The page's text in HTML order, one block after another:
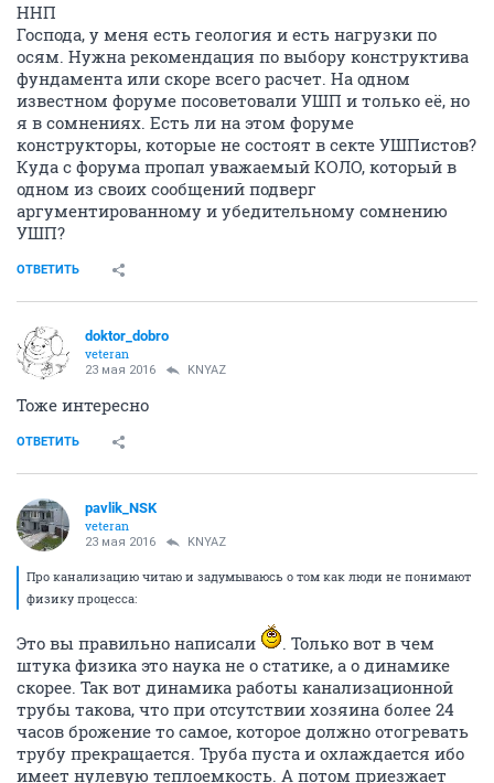
ННП
Господа, у меня есть геология и есть нагрузки по
осям. Нужна рекомендация по выбору конструктива
фундамента или скоре всего расчет. На одном
известном форуме посоветовали УШП и только её, но
я в сомнениях. Есть ли на этом форуме
конструкторы, которые не состоят в секте УШПистов?
Куда с форума пропал уважаемый КОЛО, который в
одном из своих сообщений подверг
аргументированному и убедительному сомнению
УШП?
ОТВЕТИТЬ
doktor_dobro
veteran
23 мая 2016 KNYAZ
Тоже интересно
ОТВЕТИТЬ
pavlik_NSK
veteran
23 мая 2016 KNYAZ
Про канализацию читаю и задумываюсь о том как люди не понимают
физику процесса:
Это вы правильно написали
. Только вот в чем
штука физика это наука не о статике, а о динамике
скорее. Так вот динамика работы канализационной
трубы такова, что при отсутствии хозяина более 24
часов брожение то самое, которое должно отогревать
трубу прекращается. Труба пуста и охлаждается ибо
имеет нулевую теплоемкость. А потом приезжает